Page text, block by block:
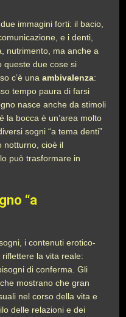
immagini forti: il bacio,
e i denti,
nutrimento, ma anche a
queste due cose si
c’è unaambivalenza:
tempo paura di farsi
nasce anche da stimoli
la bocca è un’area molto
sogni “a tema denti”
notturno, cioè il
può trasformare in
“a
sogni, i contenuti erotico-
la vita reale:
di conferma. Gli
mostrano che gran
nel corso della vita e
delle relazioni e dei